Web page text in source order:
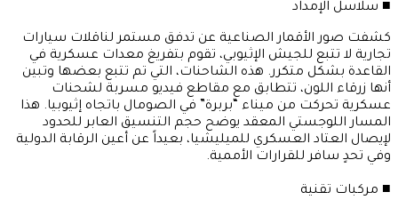
​■ سلاسل الإمداد
​كشفت صور الأقمار الصناعية عن تدفق مستمر لناقلات سيارات
تجارية لا تتبع للجيش الإثيوبي، تقوم بتفريغ معدات عسكرية في
القاعدة بشكل متكرر. هذه الشاحنات، التي تم تتبع بعضها وتبين
أنها زرقاء اللون، تتطابق مع مقاطع فيديو مسربة لشحنات
عسكرية تحركت من ميناء “بربرة” في الصومال باتجاه إثيوبيا. هذا
المسار اللوجستي المعقد يوضح حجم التنسيق العابر للحدود
لإيصال العتاد العسكري للميليشيا، بعيداً عن أعين الرقابة الدولية
وفي تحدٍ سافر للقرارات الأممية.
​■ مركبات تقنية